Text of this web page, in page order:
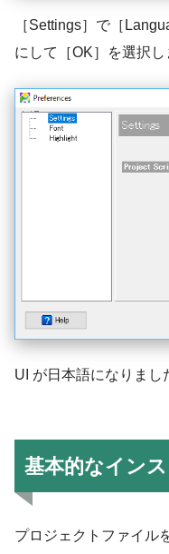
［Settings］で［
にして［OK］を選択し
UI が日本語になりまし
基本的なイン
プロジェクトファイル